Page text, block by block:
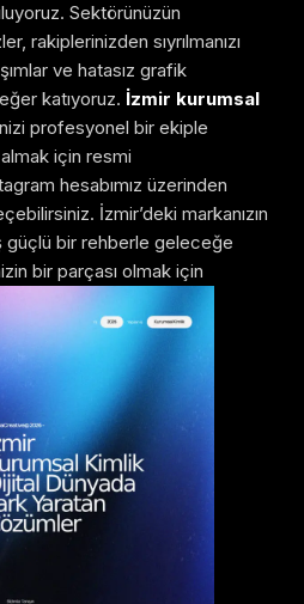
Sektörünüzün
rakiplerinizden sıyrılmanızı
ve hatasız grafik
katıyoruz. İzmir kurumsal
profesyonel bir ekiple
için resmi
hesabımız üzerinden
İzmir’deki markanızın
güçlü bir rehberle geleceğe
bir parçası olmak için